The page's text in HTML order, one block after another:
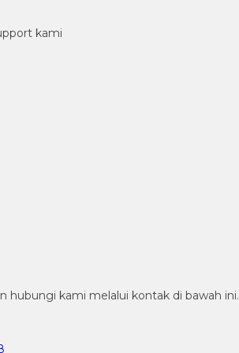
kami
hubungi kami melalui kontak di bawah ini.